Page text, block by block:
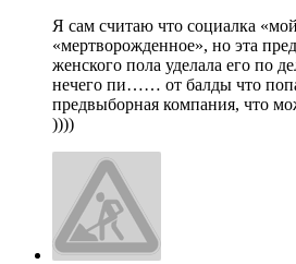
Я сам считаю что социалка
«мертворожденное», но эта
женского пола уделала его по
нечего пи…… от балды что
предвыборная компания, что
))))